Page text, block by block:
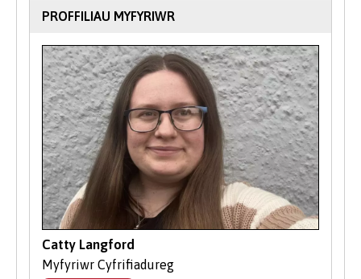
uwch o'r blaen, eich oedran, a'ch
efallai y byddwch yn gymwys i dderbyn
benthyciadau myfyrwyr a ariennir gan y
llywodraeth i gyfrannu at ffioedd dysgu a
chostau byw.
Gall ein tîm Cyllid Myfyrwyr eich helpu i
lywio’r broses o wneud cais a deall eich
hawliau.
Eich Camau Nesaf
Cysylltwch â Derbyniadau:
gennych gwestiynau neu fod angen
PROFFILIAU MYFYRIWR
Catty Langford
Myfyriwr Cyfrifiadureg